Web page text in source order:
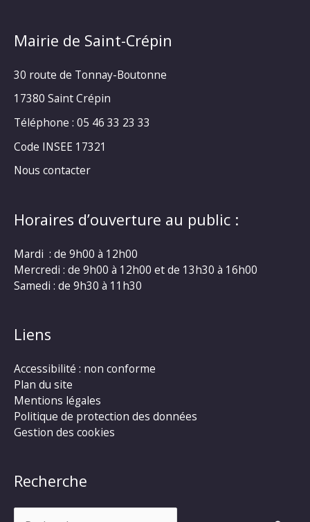
Mairie de Saint-Crépin
30 route de Tonnay-Boutonne
17380 Saint Crépin
Téléphone : 05 46 33 23 33
Code INSEE 17321
Nous contacter
Horaires d’ouverture au public :
Mardi : de 9h00 à 12h00
Mercredi : de 9h00 à 12h00 et de 13h30 à 16h00
Samedi : de 9h30 à 11h30
Liens
Accessibilité : non conforme
Plan du site
Mentions légales
Politique de protection des données
Gestion des cookies
Recherche